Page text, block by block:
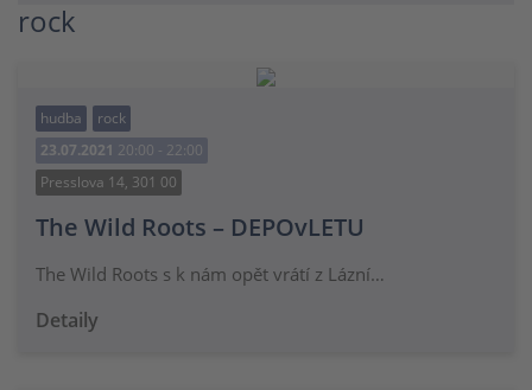
rock
hudba
rock
23.07.2021 20:00 - 22:00
Presslova 14, 301 00
The Wild Roots – DEPOvLETU
The Wild Roots s k nám opět vrátí z Lázní…
Detaily